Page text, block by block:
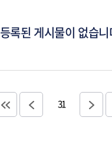
등록된 게시물이 없습
31